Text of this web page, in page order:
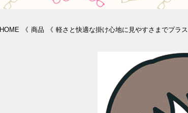
HOME 《 商品 《 軽さと快適な掛け心地に見やすさまでプラ